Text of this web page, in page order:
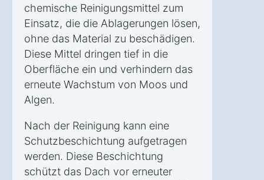
chemische Reinigungsmittel zum
Einsatz, die die Ablagerungen lösen,
ohne das Material zu beschädigen.
Diese Mittel dringen tief in die
Oberfläche ein und verhindern das
erneute Wachstum von Moos und
Algen.
Nach der Reinigung kann eine
Schutzbeschichtung aufgetragen
werden. Diese Beschichtung
schützt das Dach vor erneuter